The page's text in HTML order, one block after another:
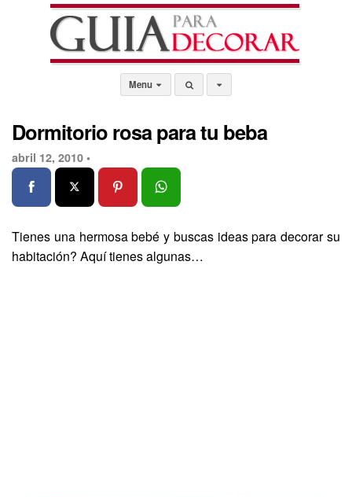
Menu
Dormitorio rosa para tu beba
abril 12, 2010 •
Tienes una hermosa bebé y buscas ideas para decorar su
habitación? Aquí tienes algunas…